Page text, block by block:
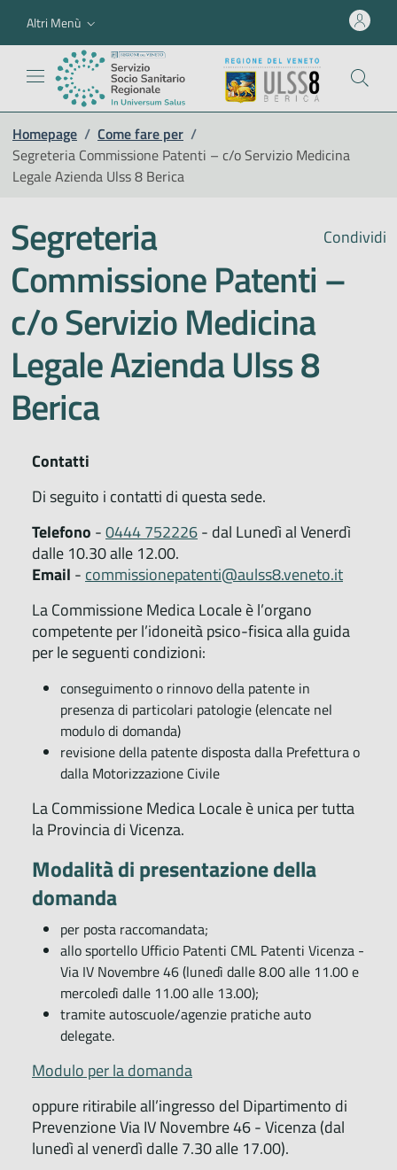
Altri Menù
Homepage / Come fare per /
Segreteria Commissione Patenti – c/o Servizio Medicina
Legale Azienda Ulss 8 Berica
Condividi
Segreteria
Commissione Patenti –
c/o Servizio Medicina
Legale Azienda Ulss 8
Berica
Contatti
Di seguito i contatti di questa sede.
Telefono -0444 752226- dal Lunedì al Venerdì
dalle 10.30 alle 12.00.
Email - commissionepatenti@aulss8.veneto.it
La Commissione Medica Locale è l’organo
competente per l’idoneità psico-fisica alla guida
per le seguenti condizioni:
conseguimento o rinnovo della patente in
presenza di particolari patologie (elencate nel
modulo di domanda)
revisione della patente disposta dalla Prefettura o
dalla Motorizzazione Civile
La Commissione Medica Locale è unica per tutta
la Provincia di Vicenza.
Modalità di presentazione della
domanda
per posta raccomandata;
allo sportello Ufficio Patenti CML Patenti Vicenza -
Via IV Novembre 46 (lunedì dalle 8.00 alle 11.00 e
mercoledì dalle 11.00 alle 13.00);
tramite autoscuole/agenzie pratiche auto
delegate.
Modulo per la domanda
oppure ritirabile all’ingresso del Dipartimento di
Prevenzione Via IV Novembre 46 - Vicenza (dal
lunedì al venerdì dalle 7.30 alle 17.00).